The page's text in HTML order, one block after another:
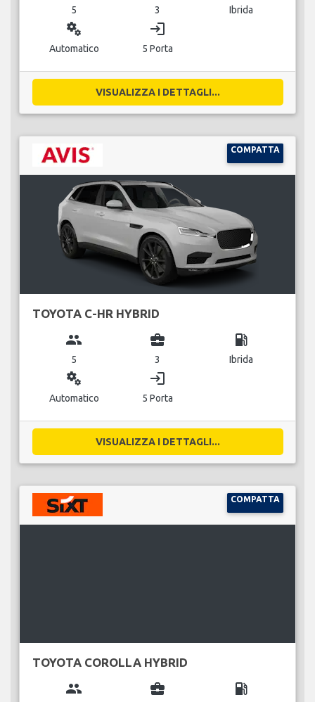
5 3 Ibrida
miscellaneous_services
Automatico
login
5 Porta
VISUALIZZA I DETTAGLI...
COMPATTA
TOYOTA C-HR HYBRID
group
5
business_center
3
local_gas_station
Ibrida
miscellaneous_services
Automatico
login
5 Porta
VISUALIZZA I DETTAGLI...
COMPATTA
TOYOTA COROLLA HYBRID
group business_center local_gas_station